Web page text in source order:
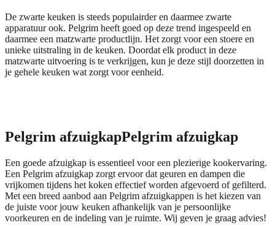
De zwarte keuken is steeds populairder en daarmee zwarte
apparatuur ook. Pelgrim heeft goed op deze trend ingespeeld en
daarmee een matzwarte productlijn. Het zorgt voor een stoere en
unieke uitstraling in de keuken. Doordat elk product in deze
matzwarte uitvoering is te verkrijgen, kun je deze stijl doorzetten in
je gehele keuken wat zorgt voor eenheid.
Pelgrim afzuigkapPelgrim afzuigkap
Een goede afzuigkap is essentieel voor een plezierige kookervaring.
Een Pelgrim afzuigkap zorgt ervoor dat geuren en dampen die
vrijkomen tijdens het koken effectief worden afgevoerd of gefilterd.
Met een breed aanbod aan Pelgrim afzuigkappen is het kiezen van
de juiste voor jouw keuken afhankelijk van je persoonlijke
voorkeuren en de indeling van je ruimte. Wij geven je graag advies!